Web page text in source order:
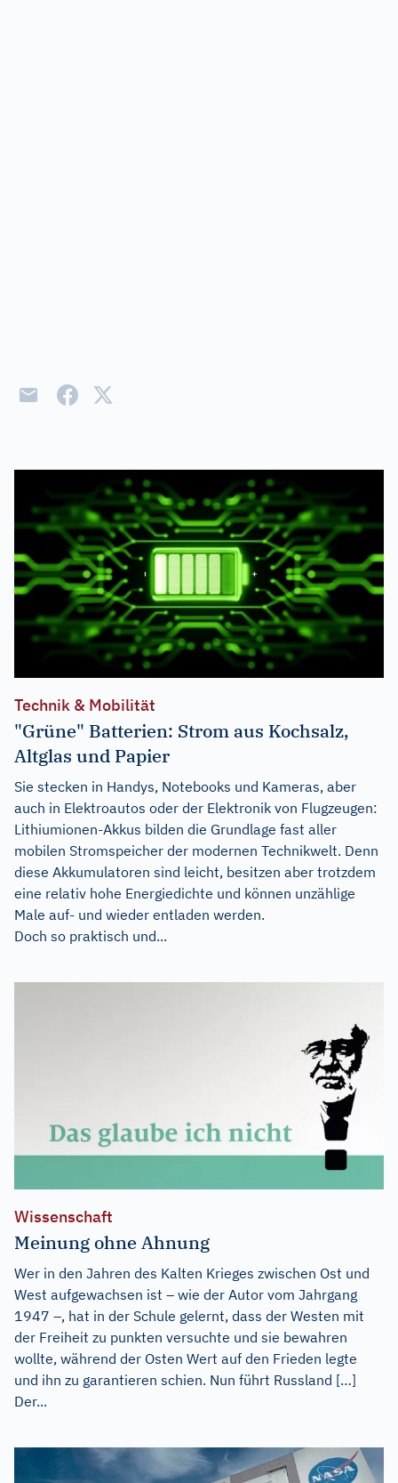
Technik & Mobilität
"Grüne" Batterien: Strom aus Kochsalz,
Altglas und Papier
Sie stecken in Handys, Notebooks und Kameras, aber
auch in Elektroautos oder der Elektronik von Flugzeugen:
Lithiumionen-Akkus bilden die Grundlage fast aller
mobilen Stromspeicher der modernen Technikwelt. Denn
diese Akkumulatoren sind leicht, besitzen aber trotzdem
eine relativ hohe Energiedichte und können unzählige
Male auf- und wieder entladen werden.
Doch so praktisch und...
Wissenschaft
Meinung ohne Ahnung
Wer in den Jahren des Kalten Krieges zwischen Ost und
West aufgewachsen ist – wie der Autor vom Jahrgang
1947 –, hat in der Schule gelernt, dass der Westen mit
der Freiheit zu punkten versuchte und sie bewahren
wollte, während der Osten Wert auf den Frieden legte
und ihn zu garantieren schien. Nun führt Russland […]
Der...